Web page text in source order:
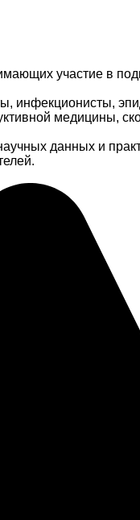
участие в
инфекционисты,
медицины,
данных и